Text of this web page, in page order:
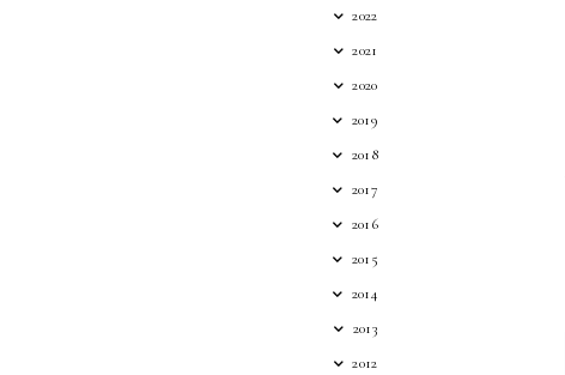
2022
2021
2020
2019
2018
2017
2016
2015
2014
2013
2012